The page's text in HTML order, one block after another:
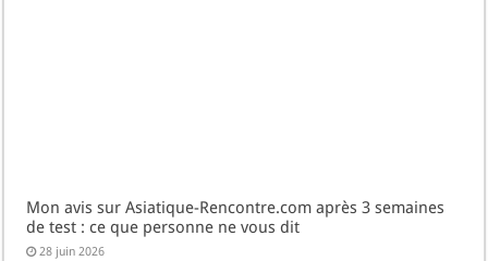
Mon avis sur Asiatique-Rencontre.com après 3 semaines
de test : ce que personne ne vous dit
28 juin 2026